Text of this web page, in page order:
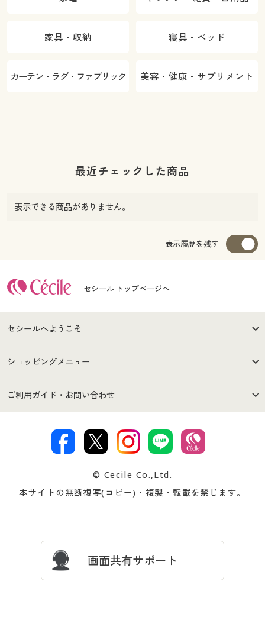
家具・収納 寝具・ベッド
カーテン・ラグ・ファブリック 美容・健康・サプリメント
最近チェックした商品
表示できる商品がありません。
表示履歴を残す
セシール トップページへ
セシールへようこそ
はじめての方へ
セシールご利用規約
著作権・商標について 会社案内
ショッピングメニュー
商品カテゴリ
プレゼント＆キャンペーン サイトマップ
ご利用ガイド・お問い合わせ
交換・返品は お支払は
ついて
忘れの場合
© Cecile Co.,Ltd.
本サイトの無断複写(コピー)・複製・転載を禁じます。
画面共有サポート